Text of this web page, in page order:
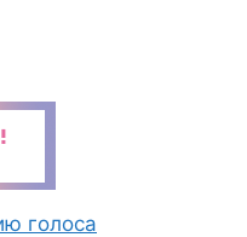
голоса